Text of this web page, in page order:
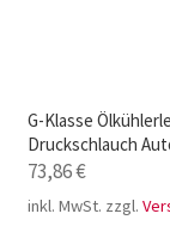
G-Klasse
Druckschlauch
73,86€
inkl. MwSt. zzgl.